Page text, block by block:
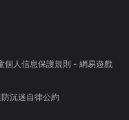
個人信息保護規則 - 網易遊戲
沉迷自律公約